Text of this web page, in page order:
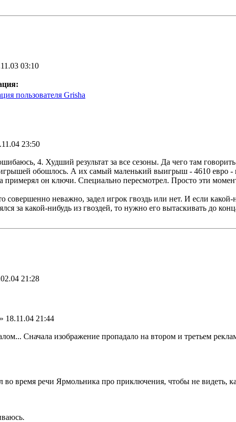
03:10
пользователя Grisha
23:50
4. Худший результат за все сезоны. Да чего там
обошлось. А их самый маленький выигрыш - 4610 евро
примерял он ключи. Специально пересмотрел. Просто эти
совершенно неважно, задел игрок гвоздь или нет. И если
за какой-нибудь из гвоздей, то нужно его вытаскивать до
21:28
» 18.11.04 21:44
Сначала изображение пропадало на втором и третьем
во время речи Ярмольника про приключения, чтобы не видеть,